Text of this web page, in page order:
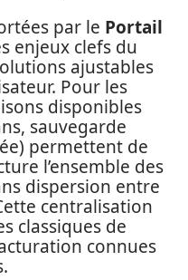
par le Portail
enjeux clefs du
ajustables
Pour les
disponibles
sauvegarde
permettent de
l’ensemble des
dispersion entre
centralisation
classiques de
connues